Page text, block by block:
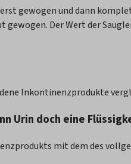
gewogen und dann
Der Wert der
Inkontinenzprodukte
Urin doch eine
mit dem des